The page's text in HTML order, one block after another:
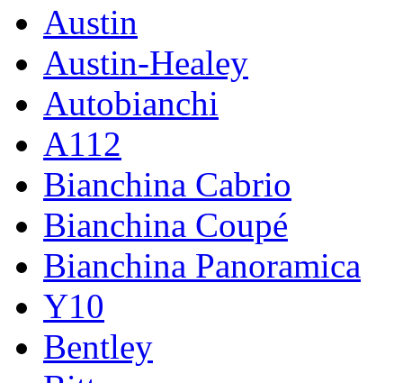
Austin
Austin-Healey
Autobianchi
A112
Bianchina Cabrio
Bianchina Coupé
Bianchina Panoramica
Y10
Bentley